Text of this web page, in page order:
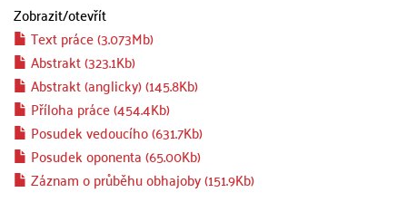
Zobrazit/otevřít
Text práce (3.073Mb)
Abstrakt (323.1Kb)
Abstrakt (anglicky) (145.8Kb)
Příloha práce (454.4Kb)
Posudek vedoucího (631.7Kb)
Posudek oponenta (65.00Kb)
Záznam o průběhu obhajoby (151.9Kb)